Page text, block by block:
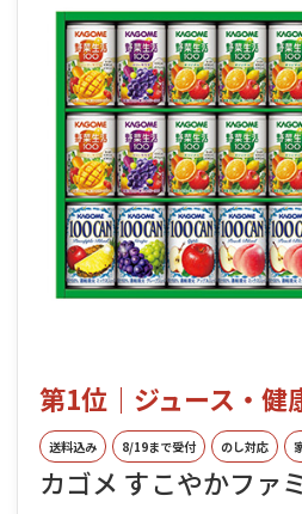
第1位｜ジュース・健
送料込み 8/19まで受付 のし対応
カゴメ すこやかファ